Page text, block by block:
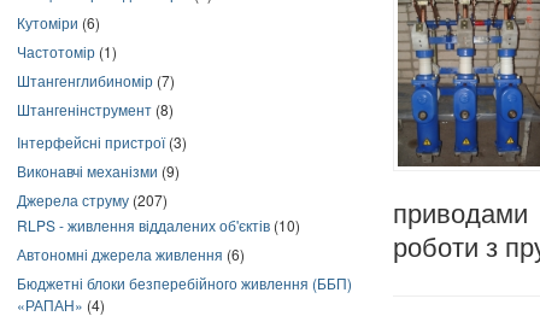
Кутоміри (6)
Частотомір (1)
Штангенглибиномір (7)
Штангенінструмент (8)
Інтерфейсні пристрої(3)
Виконавчі механізми (9)
Джерела струму (207)
RLPS - живлення віддалених об'єктів (10)
Автономні джерела живлення (6)
Бюджетні блоки безперебійного живлення (ББП)
«РАПАН» (4)
роботи з